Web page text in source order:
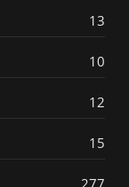
13
10
12
15
277